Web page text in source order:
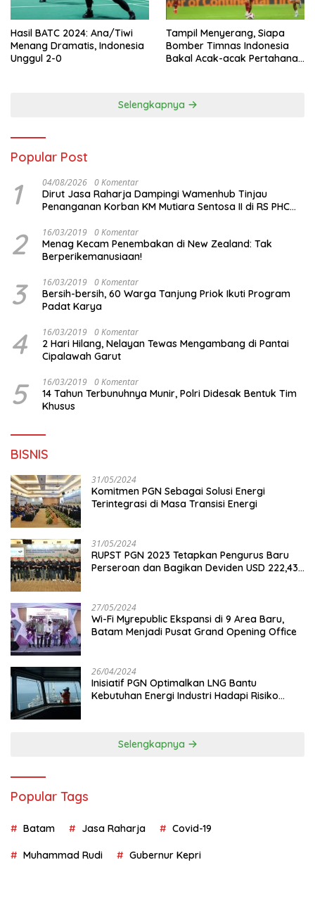
Hasil BATC 2024: Ana/Tiwi
Menang Dramatis, Indonesia
Unggul 2-0
Tampil Menyerang, Siapa
Bomber Timnas Indonesia
Bakal Acak-acak Pertahanan
Selengkapnya
Popular Post
1 04/08/2026 0 Komentar
Dirut Jasa Raharja Dampingi Wamenhub Tinjau
Penanganan Korban KM Mutiara Sentosa II di RS PHC
2 16/03/2019 0 Komentar
Menag Kecam Penembakan di New Zealand: Tak
Berperikemanusiaan!
3 16/03/2019 0 Komentar
Bersih-bersih, 60 Warga Tanjung Priok Ikuti Program
Padat Karya
4 16/03/2019 0 Komentar
2 Hari Hilang, Nelayan Tewas Mengambang di Pantai
Cipalawah Garut
5 16/03/2019 0 Komentar
14 Tahun Terbunuhnya Munir, Polri Didesak Bentuk Tim
Khusus
BISNIS
31/05/2024
Komitmen PGN Sebagai Solusi Energi
Terintegrasi di Masa Transisi Energi
31/05/2024
RUPST PGN 2023 Tetapkan Pengurus Baru
Perseroan dan Bagikan Deviden USD 222,43
27/05/2024
Wi-Fi Myrepublic Ekspansi di 9 Area Baru,
Batam Menjadi Pusat Grand Opening Office
26/04/2024
Inisiatif PGN Optimalkan LNG Bantu
Kebutuhan Energi Industri Hadapi Risiko
Selengkapnya
Popular Tags
Batam Jasa Raharja Covid-19
Muhammad Rudi Gubernur Kepri